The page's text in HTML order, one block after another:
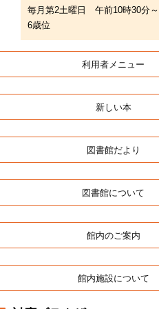
毎月第2土曜日 午前10時30分～
6歳位
利用者メニュー
新しい本
図書館だより
図書館について
館内のご案内
館内施設について